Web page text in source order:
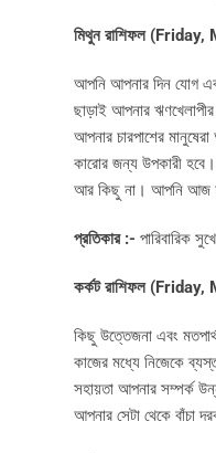
মিথুন রাশিফল
আপনি আপনার দিন যোগ
ছাড়াই আপনার
আপনার চারপাশের
কারোর জন্য উপকারী
আর কিছু না। আপনি আজ
প্রতিকার :- পারিবারিক
কর্কট রাশিফল
কিছু উত্তেজনা এবং
কাজের মধ্যে নিজেকে
সহায়তা আপনার সম্পর্ক
আপনার সেটা থেকে বাঁচা